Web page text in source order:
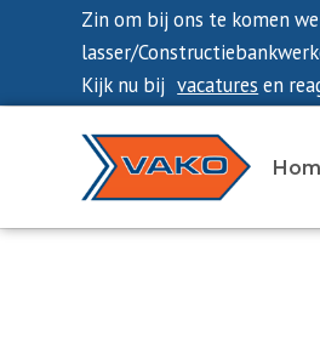
Zin om bij ons te komen
lasser/
Kijk nu bij vacatures en